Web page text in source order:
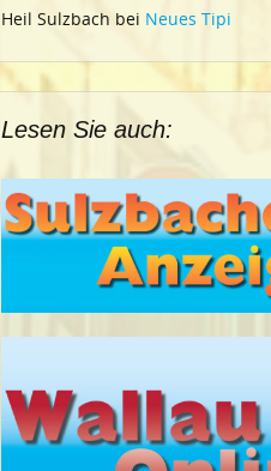
Heil Sulzbach bei Neues Tipi
Lesen Sie auch: